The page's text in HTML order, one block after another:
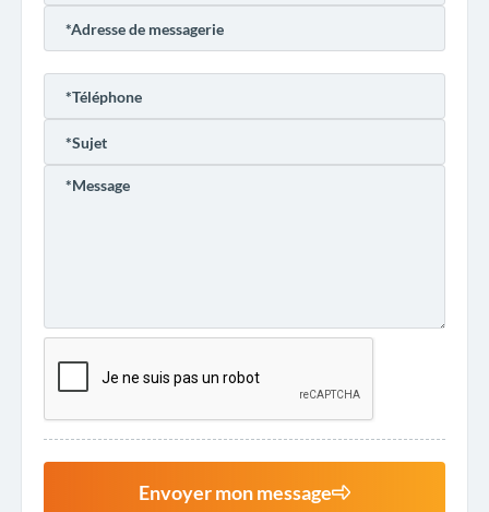
Envoyer mon message